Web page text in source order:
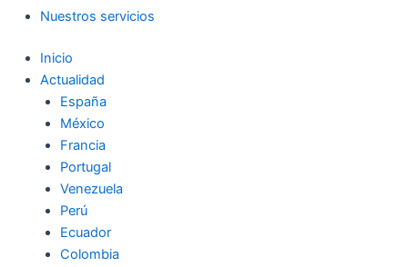
Nuestros servicios
Inicio
Actualidad
España
México
Francia
Portugal
Venezuela
Perú
Ecuador
Colombia